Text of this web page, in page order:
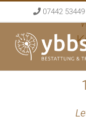
to
content
07442 53449